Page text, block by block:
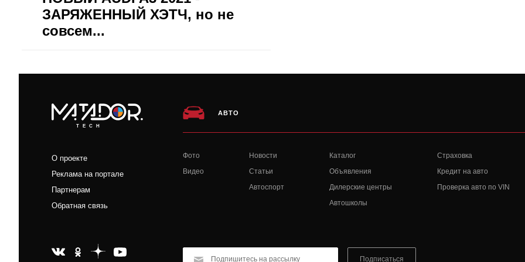
ЗАРЯЖЕННЫЙ ХЭТЧ, но не
совсем...
TECH
О проекте
Реклама на портале
Партнерам
Обратная связь
АВТО
Фото
Видео
Новости
Статьи
Автоспорт
Каталог
Объявления
Дилерские центры
Автошколы
Страховка
Кредит на авто
Проверка авто по VIN
Подписаться